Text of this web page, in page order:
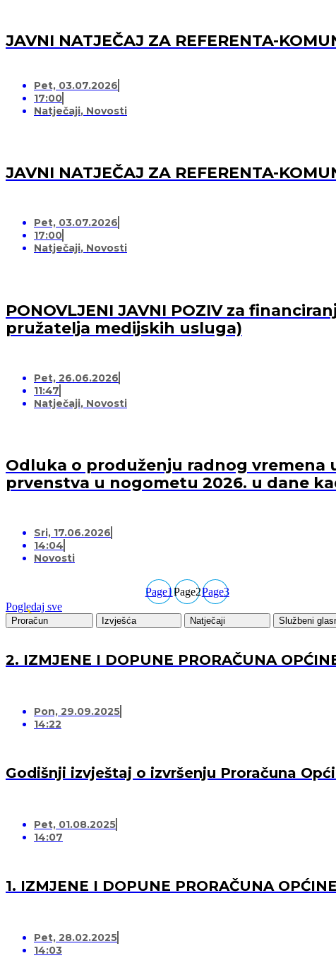
JAVNI NATJEČAJ ZA REFERENTA-
Pet, 03.07.2026
17:00
Natječaji, Novosti
JAVNI NATJEČAJ ZA REFERENTA-
Pet, 03.07.2026
17:00
Natječaji, Novosti
PONOVLJENI JAVNI POZIV za
pružatelja medijskih usluga)
Pet, 26.06.2026
11:47
Natječaji, Novosti
Odluka o produženju radnog vremena
prvenstva u nogometu 2026. u dane
Sri, 17.06.2026
14:04
Novosti
Page1Page2Page3
Pogledaj sve
Proračun Izvješća Natječaji Službeni
2. IZMJENE I DOPUNE PRORAČUNA
Pon, 29.09.2025
14:22
Godišnji izvještaj o izvršenju Proračuna
Pet, 01.08.2025
14:07
1. IZMJENE I DOPUNE PRORAČUNA
Pet, 28.02.2025
14:03